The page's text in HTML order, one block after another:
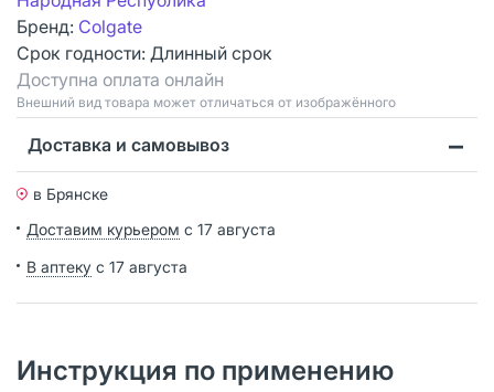
Бренд: Colgate
Срок годности: Длинный срок
Доступна оплата онлайн
Bнешний вид товара может отличаться от изображённого
Доставка и самовывоз
в Брянске
Доставим курьером с 17 августа
В аптеку с 17 августа
Инструкция по применению